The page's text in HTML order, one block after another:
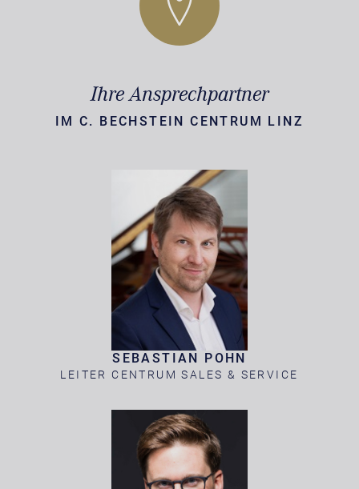
Ihre Ansprechpartner
IM C. BECHSTEIN CENTRUM LINZ
SEBASTIAN POHN
LEITER CENTRUM SALES & SERVICE